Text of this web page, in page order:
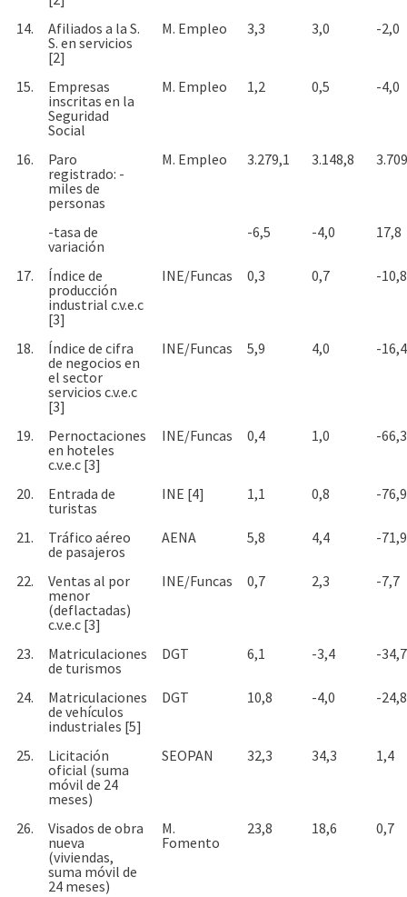
14.
Afiliados a la S.
S. en servicios
[2]
M. Empleo 3,3 3,0 -2,0
15.
Empresas
inscritas en la
Seguridad
Social
M. Empleo 1,2 0,5 -4,0
16.
Paro
registrado: -
miles de
personas
M. Empleo 3.279,1 3.148,8
-tasa de
variación
-6,5 -4,0 17,8
17.
Índice de
producción
industrial c.v.e.c
[3]
INE/Funcas 0,3 0,7 -10,8
18.
Índice de cifra
de negocios en
el sector
servicios c.v.e.c
[3]
INE/Funcas 5,9 4,0 -16,4
19.
Pernoctaciones
en hoteles
c.v.e.c [3]
INE/Funcas 0,4 1,0 -66,3
20.
Entrada de
turistas
INE [4] 1,1 0,8 -76,9
21.
Tráfico aéreo
de pasajeros
AENA 5,8 4,4 -71,9
22.
Ventas al por
menor
(deflactadas)
c.v.e.c [3]
INE/Funcas 0,7 2,3 -7,7
23.
Matriculaciones
de turismos
DGT 6,1 -3,4 -34,7
24.
Matriculaciones
de vehículos
industriales [5]
DGT 10,8 -4,0 -24,8
25.
Licitación
oficial (suma
móvil de 24
meses)
SEOPAN 32,3 34,3 1,4
26.
Visados de obra
nueva
(viviendas,
suma móvil de
24 meses)
M.
Fomento
23,8 18,6 0,7